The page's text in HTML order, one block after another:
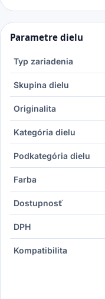
Parametre dielu
Typ zariadenia
Skupina dielu
Originalita
Kategória dielu
Podkategória dielu
Farba
Dostupnosť
DPH
Kompatibilita